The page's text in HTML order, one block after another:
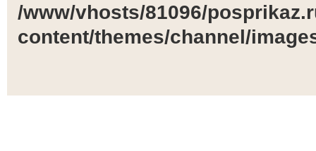
/www/vhosts/81096/
content/themes/channel/